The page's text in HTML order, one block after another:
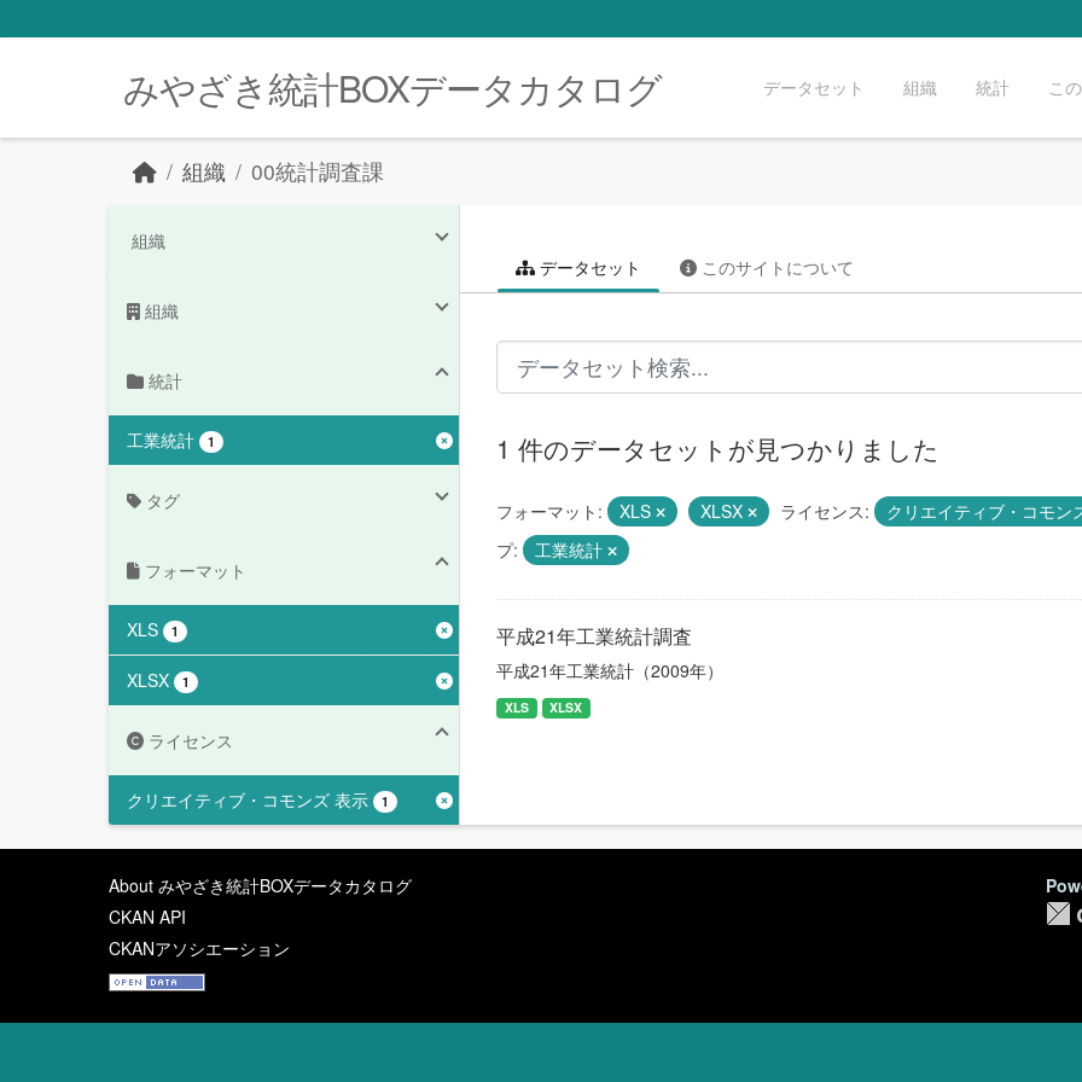
みやざき統計BOXデータカタログ データセット 組織 統計 こ
組織 00統計調査課
組織
組織
統計
工業統計 1
タグ
フォーマット
XLS 1
XLSX 1
ライセンス
クリエイティブ・コモンズ 表示 1
データセット このサイトについて
1 件のデータセットが見つかりました
フォーマット: XLS XLSX ライセンス: クリエイティブ・コモン
プ:
工業統計
平成21年工業統計調査
平成21年工業統計（2009年）
XLS XLSX
About みやざき統計BOXデータカタログ
CKAN API
CKANアソシエーション